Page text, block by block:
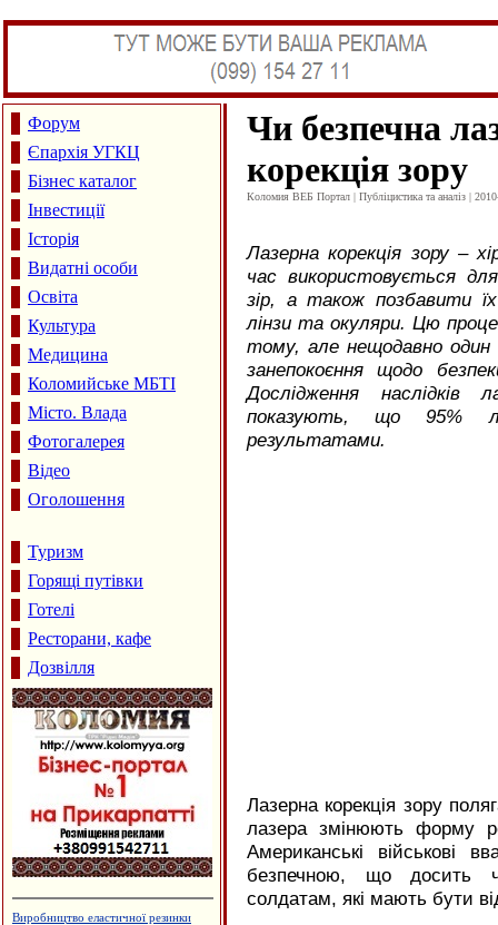
Форум
Єпархія УГКЦ
Бізнес каталог
Інвестиції
Історія
Видатні особи
Освіта
Культура
Медицина
Коломийське МБТІ
Місто. Влада
Фотогалерея
Відео
Оголошення
Туризм
Горящі путівки
Готелі
Ресторани, кафе
Дозвілля
Утеплення та оздоблення будинків.
Чи безпечна
корекція зору
Коломия ВЕБ Портал | Публіцистика та аналіз |
Лазерна корекція зору –
час використовується
зір, а також позбавити
лінзи та окуляри. Цю
тому, але нещодавно один
занепокоєння щодо
Дослідження наслідків
показують, що 95%
результатами.
Лазерна корекція зору
лазера змінюють форму
Американські військові
безпечною, що досить
солдатам, які мають бути